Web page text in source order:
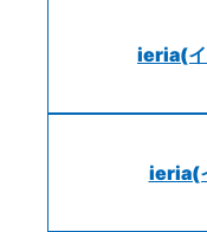
ieria(イ
ieria(